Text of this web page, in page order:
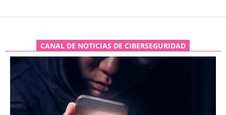
CANAL DE NOTICIAS DE CIBERSEGURIDAD